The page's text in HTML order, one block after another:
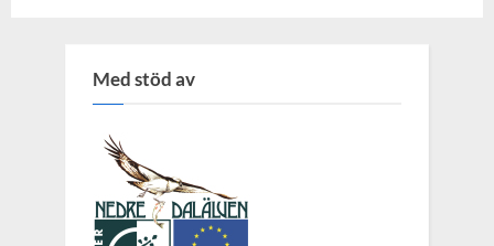
Med stöd av